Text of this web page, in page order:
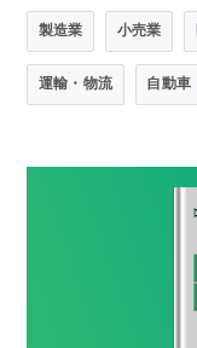
製造業 小売業
運輸・物流 自動車